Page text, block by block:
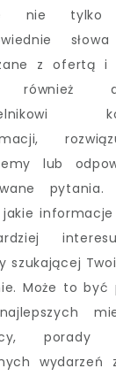
nie tylko
z ofertą i
lub
szukającej
Może to być
porady
wydarzeń